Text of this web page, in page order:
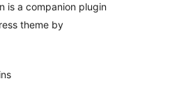
is a companion plugin
theme by